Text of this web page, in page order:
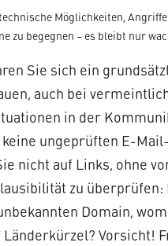
Möglichkeiten,
zu begegnen – es bleibt nur
Sie sich ein
auch bei
in der
ungeprüften E-
nicht auf Links, ohne
zu
Domain,
Länderkürzel? Vorsicht!